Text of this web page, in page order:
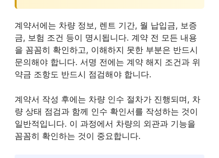
계약서에는 차량 정보, 렌트 기간, 월 납입금, 보증
금, 보험 조건 등이 명시됩니다. 계약 전 모든 내용
을 꼼꼼히 확인하고, 이해하지 못한 부분은 반드시
문의해야 합니다. 서명 전에는 계약 해지 조건과 위
약금 조항도 반드시 점검해야 합니다.
계약서 작성 후에는 차량 인수 절차가 진행되며, 차
량 상태 점검과 함께 인수 확인서를 작성하는 것이
일반적입니다. 이 과정에서 차량의 외관과 기능을
꼼꼼히 확인하는 것이 중요합니다.